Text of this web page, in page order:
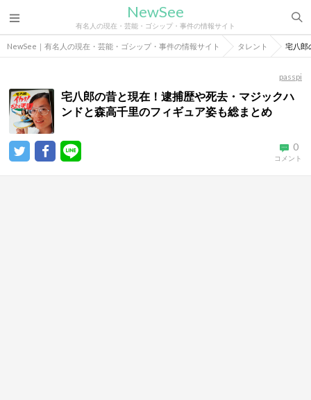
NewSee
有名人の現在・芸能・ゴシップ・事件の情報サイト
NewSee｜有名人の現在・芸能・ゴシップ・事件の情報サイト タレント 宅八郎
passpi
宅八郎の昔と現在！逮捕歴や死去・マジックハ
ンドと森高千里のフィギュア姿も総まとめ
0
コメント